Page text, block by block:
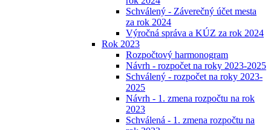
Schválený - Záverečný účet mesta
za rok 2024
Výročná správa a KÚZ za rok 2024
Rok 2023
Rozpočtový harmonogram
Návrh - rozpočet na roky 2023-2025
Schválený - rozpočet na roky 2023-
2025
Návrh - 1. zmena rozpočtu na rok
2023
Schválená - 1. zmena rozpočtu na